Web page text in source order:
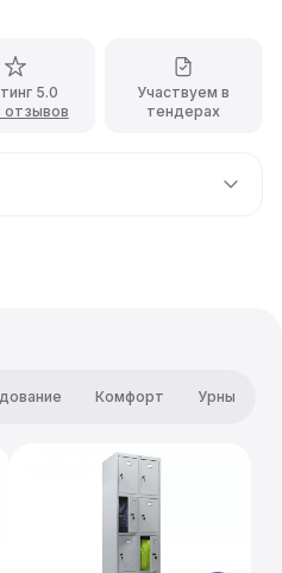
5.0
отзывов
Участвуем в
тендерах
Комфорт Урны